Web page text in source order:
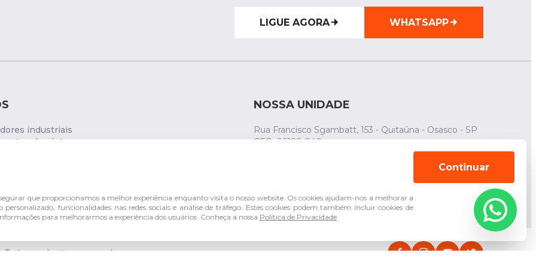
que proporcionamos a melhor experiência enquanto visita o nosso website. Os cookies ajudam-nos a melhorar a
funcionalidades nas redes sociais e análise de tráfego. Estes cookies podem também incluir cookies de
para melhorarmos a experiência dos usuários. Conheça a nossa Política de Privacidade
Continuar
LIGUE AGORA WHATSAPP
industriais
de pintura
NOSSA UNIDADE
Rua Francisco Sgambatt, 153 - Quitaúna - Osasco - SP
CEP: 06182-040
os direitos reservados